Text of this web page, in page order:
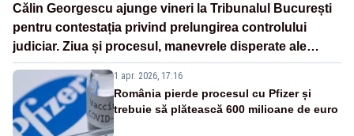
Călin Georgescu ajunge vineri la Tribunalul București
pentru contestația privind prelungirea controlului
judiciar. Ziua și procesul, manevrele disperate ale
Sistemului
1 apr. 2026, 17:16
România pierde procesul cu Pfizer și
trebuie să plătească 600 milioane de euro